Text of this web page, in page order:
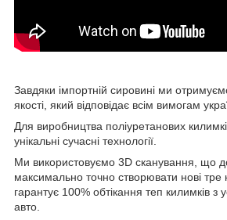
Завдяки імпортній сировині ми
якості, який відповідає всім вимогам
Для виробництва поліуретанових
унікальні сучасні технології.
Ми використовуємо 3D сканування, що
максимально точно створювати нові
гарантує 100% обтікання теп килимків з
авто.